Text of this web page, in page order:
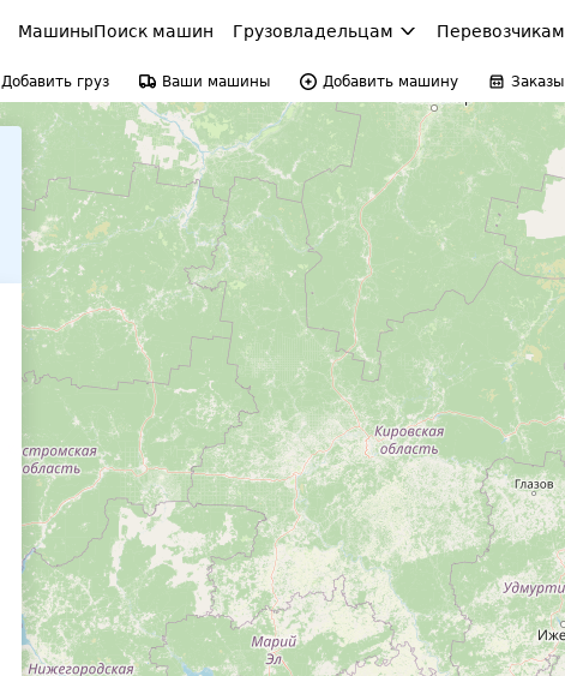
МашиныПоиск машин Грузовладельцам Перевозчикам
Добавить груз Ваши машины Добавить машину Заказы